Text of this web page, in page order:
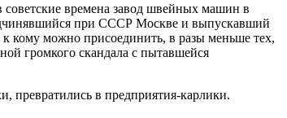
советские времена завод швейных машин в
при СССР Москве и выпускавший
кому можно присоединить, в разы меньше тех,
громкого скандала с пытавшейся
превратились в предприятия-карлики.